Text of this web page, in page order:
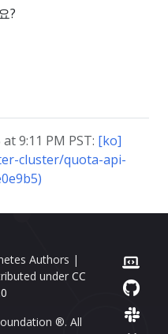
?
9:11 PM PST: [ko]
cluster/quota-api-
Authors |
under CC
®. All